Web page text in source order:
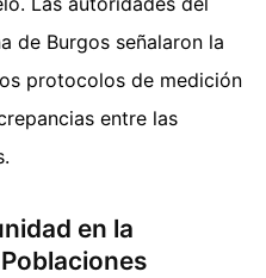
de Burgos señalaron la
protocolos de medición
entre las
en la